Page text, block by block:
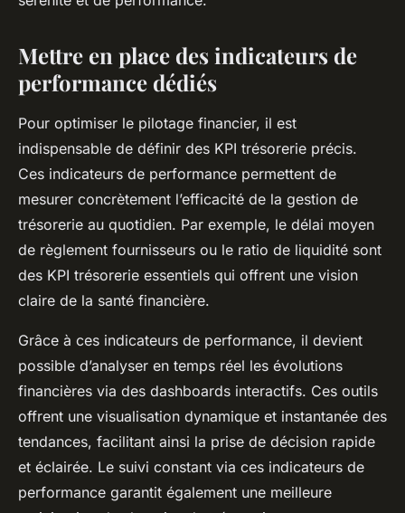
Mettre en place des indicateurs de
performance dédiés
Pour optimiser le pilotage financier, il est
indispensable de définir des KPI trésorerie précis.
Ces indicateurs de performance permettent de
mesurer concrètement l’efficacité de la gestion de
trésorerie au quotidien. Par exemple, le délai moyen
de règlement fournisseurs ou le ratio de liquidité sont
des KPI trésorerie essentiels qui offrent une vision
claire de la santé financière.
Grâce à ces indicateurs de performance, il devient
possible d’analyser en temps réel les évolutions
financières via des dashboards interactifs. Ces outils
offrent une visualisation dynamique et instantanée des
tendances, facilitant ainsi la prise de décision rapide
et éclairée. Le suivi constant via ces indicateurs de
performance garantit également une meilleure